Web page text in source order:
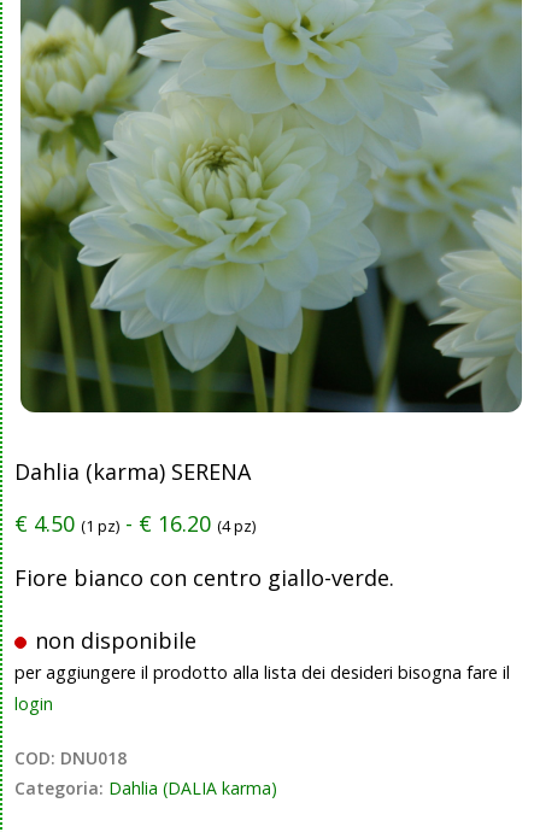
Dahlia (karma) SERENA
€ 4.50 (1 pz) - € 16.20 (4 pz)
Fiore bianco con centro giallo-verde.
non disponibile
per aggiungere il prodotto alla lista dei desideri bisogna fare il
login
COD: DNU018
Categoria: Dahlia (DALIA karma)